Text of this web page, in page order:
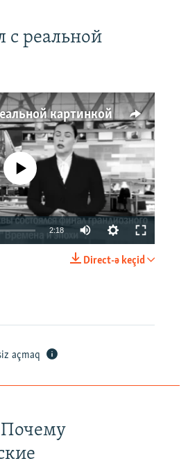
с реальной
картинкой
currently available
2:18
Direct-ə keçid
açmaq